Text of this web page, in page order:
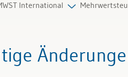
International
Arbeitshilfen